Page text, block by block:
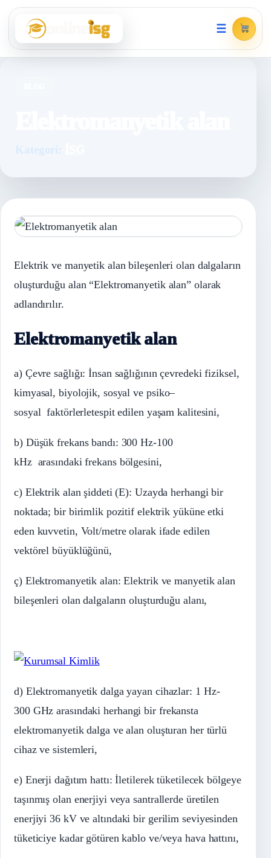
☰
Kategori:
Elektrik ve manyetik alan bileşenleri olan dalgaların
oluşturduğu alan “Elektromanyetik alan” olarak
adlandırılır.
Elektromanyetik alan
a) Çevre sağlığı: İnsan sağlığının çevredeki fiziksel,
kimyasal, biyolojik, sosyal ve psiko–
sosyal faktörlerletespit edilen yaşam kalitesini,
b) Düşük frekans bandı: 300 Hz-100
kHzarasındakifrekans bölgesini,
c) Elektrik alan şiddeti (E): Uzayda herhangi bir
noktada; bir birimlik pozitif elektrik yüküne etki
eden kuvvetin, Volt/metre olarak ifade edilen
vektörel büyüklüğünü,
ç) Elektromanyetik alan: Elektrik ve manyetik alan
bileşenleri olan dalgaların oluşturduğu alanı,
d) Elektromanyetik dalga yayan cihazlar: 1 Hz-
300 GHz arasındaki herhangi bir frekansta
elektromanyetik dalga ve alan oluşturan her türlü
cihaz ve sistemleri,
e) Enerji dağıtım hattı: İletilerek tüketilecek bölgeye
taşınmış olan enerjiyi veya santrallerde üretilen
enerjiyi 36 kVve altındaki bir gerilim seviyesinden
tüketiciye kadar götüren kablo ve/veya hava hattını,